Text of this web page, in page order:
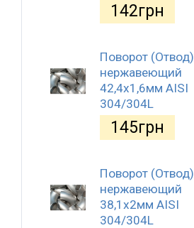
142грн
Поворот (Отвод)
нержавеющий
42,4x1,6мм AISI
304/304L
145грн
Поворот (Отвод)
нержавеющий
38,1x2мм AISI
304/304L